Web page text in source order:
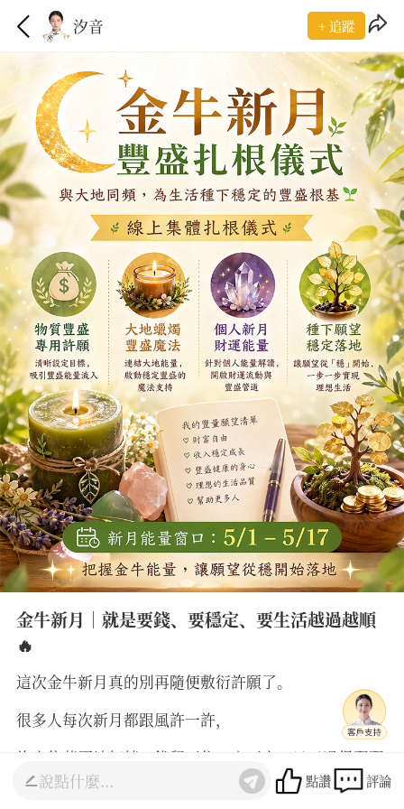
汐音 + 追蹤
金牛新月｜就是要錢、要穩定、要生活越過越順
🔥
這次金牛新月真的別再隨便敷衍許願了。
很多人每次新月都跟風許一許，
許完依舊原地打轉、錢留不住、心不定、日子過得飄飄
盪盪。
點讚 評論